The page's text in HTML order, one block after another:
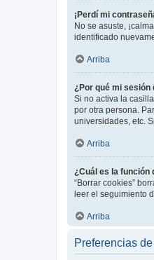
¡Perdí mi
No se asuste,
identificado
Arriba
¿Por qué mi
Si no activa la casilla
por otra persona.
universidades, etc.
Arriba
¿Cuál es la función
“Borrar cookies”
leer el seguimiento
Arriba
Preferencias